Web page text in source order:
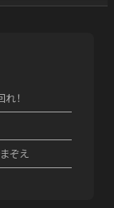
！
ぞえ